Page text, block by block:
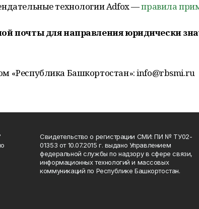
технологии Adfox —правила
почты для направления юридически
«Республика Башкортостан»: info@rbsmi.ru
Свидетельство о регистрации СМИ: ПИ № ТУ02-
01353 от 10.07.2015 г. выдано Управлением
федеральной службы по надзору в сфере связи,
информационных технологий и массовых
коммуникаций по Республике Башкортостан.